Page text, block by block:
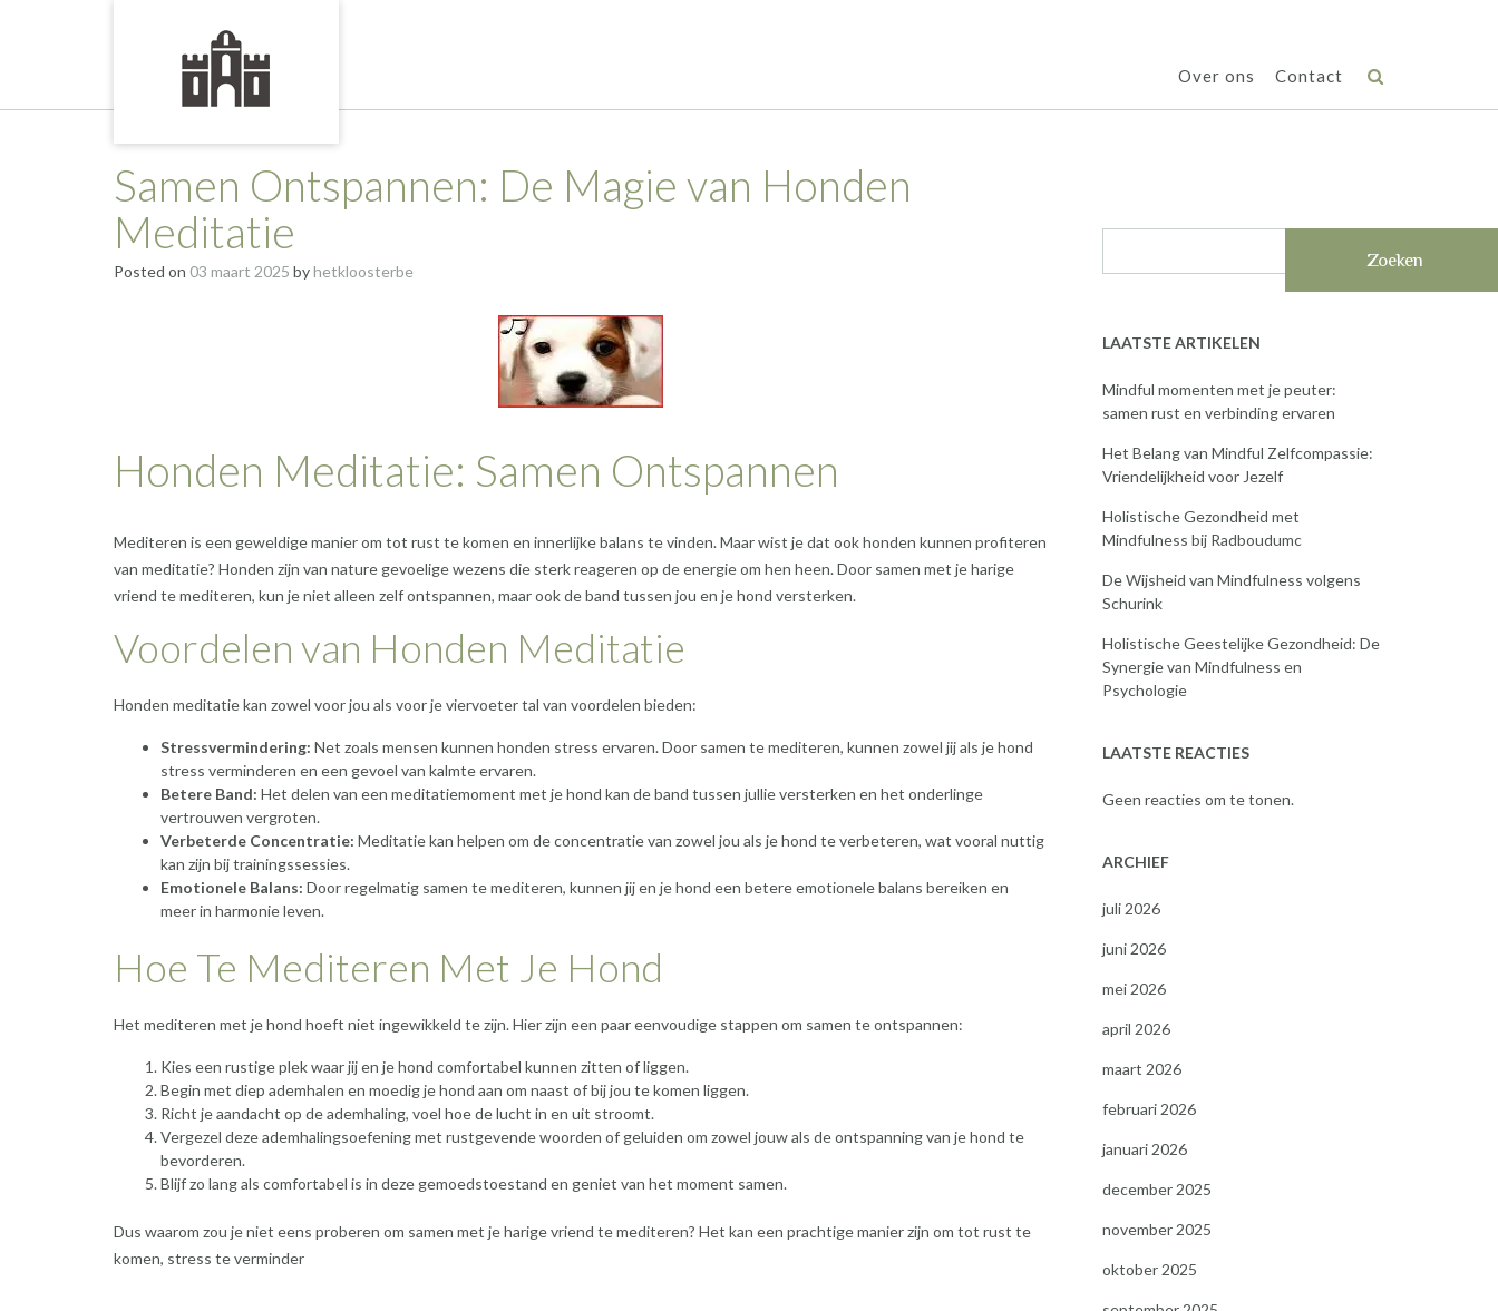
Over ons Contact
Samen Ontspannen: De Magie van Honden
Meditatie
Posted on 03 maart 2025 byhetkloosterbe
Honden Meditatie: Samen Ontspannen
Mediteren is een geweldige manier om tot rust te komen en innerlijke balans te vinden. Maar wist je dat ook honden kunnen profiteren
van meditatie? Honden zijn van nature gevoelige wezens die sterk reageren op de energie om hen heen. Door samen met je harige
vriend te mediteren, kun je niet alleen zelf ontspannen, maar ook de band tussen jou en je hond versterken.
Voordelen van Honden Meditatie
Honden meditatie kan zowel voor jou als voor je viervoeter tal van voordelen bieden:
Stressvermindering: Net zoals mensen kunnen honden stress ervaren. Door samen te mediteren, kunnen zowel jij als je hond
stress verminderen en een gevoel van kalmte ervaren.
Betere Band: Het delen van een meditatiemoment met je hond kan de band tussen jullie versterken en het onderlinge
vertrouwen vergroten.
Verbeterde Concentratie: Meditatie kan helpen om de concentratie van zowel jou als je hond te verbeteren, wat vooral nuttig
kan zijn bij trainingssessies.
Emotionele Balans: Door regelmatig samen te mediteren, kunnen jij en je hond een betere emotionele balans bereiken en
meer in harmonie leven.
Hoe Te Mediteren Met Je Hond
Het mediteren met je hond hoeft niet ingewikkeld te zijn. Hier zijn een paar eenvoudige stappen om samen te ontspannen:
Kies een rustige plek waar jij en je hond comfortabel kunnen zitten of liggen.
Begin met diep ademhalen en moedig je hond aan om naast of bij jou te komen liggen.
Richt je aandacht op de ademhaling, voel hoe de lucht in en uit stroomt.
Vergezel deze ademhalingsoefening met rustgevende woorden of geluiden om zowel jouw als de ontspanning van je hond te
bevorderen.
Blijf zo lang als comfortabel is in deze gemoedstoestand en geniet van het moment samen.
Dus waarom zou je niet eens proberen om samen met je harige vriend te mediteren? Het kan een prachtige manier zijn om tot rust te
komen, stress te verminder
Zoeken
LAATSTE ARTIKELEN
Mindful momenten met je peuter:
samen rust en verbinding ervaren
Het Belang van Mindful Zelfcompassie:
Vriendelijkheid voor Jezelf
Holistische Gezondheid met
Mindfulness bij Radboudumc
De Wijsheid van Mindfulness volgens
Schurink
Holistische Geestelijke Gezondheid: De
Synergie van Mindfulness en
Psychologie
LAATSTE REACTIES
Geen reacties om te tonen.
ARCHIEF
juli 2026
juni 2026
mei 2026
april 2026
maart 2026
februari 2026
januari 2026
december 2025
november 2025
oktober 2025